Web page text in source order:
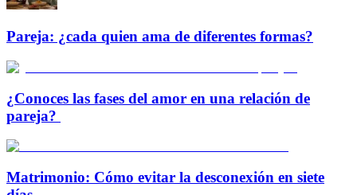
Pareja: ¿cada quien ama de diferentes formas?
¿Conoces las fases del amor en una relación de
pareja?
Matrimonio: Cómo evitar la desconexión en siete